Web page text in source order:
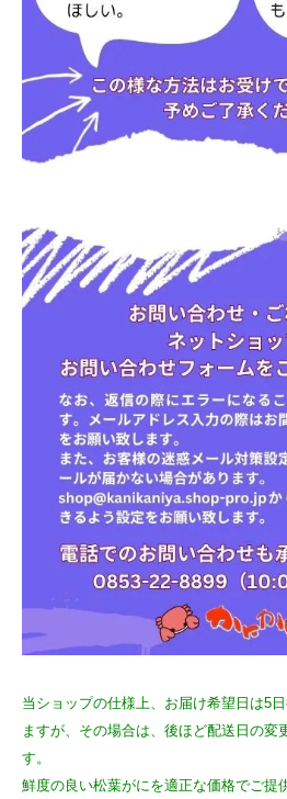
当ショップの仕様上、お届け希望日は5
ますが、その場合は、後ほど配送日の変
す。
鮮度の良い松葉がにを適正な価格でご提